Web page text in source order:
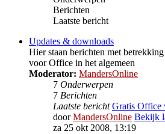
Berichten
Laatste bericht
Updates & downloads
Hier staan berichten met
voor Office in het algemeen
Moderator: MandersOnline
7 Onderwerpen
7 Berichten
Laatste bericht Gratis
doorMandersOnline Bekijk
za 25 okt 2008, 13:19